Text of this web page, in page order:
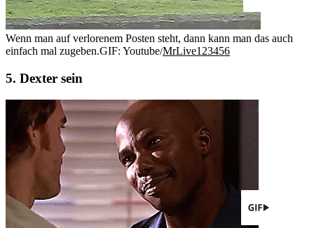
Wenn man auf verlorenem Posten steht, dann kann man das auch
einfach mal zugeben.GIF: Youtube/MrLive123456
5. Dexter sein